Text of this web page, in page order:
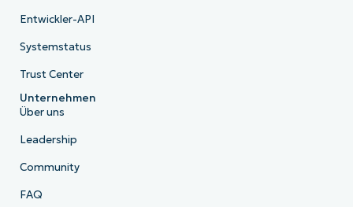
Entwickler-API
Systemstatus
Trust Center
Unternehmen
Über uns
Leadership
Community
FAQ